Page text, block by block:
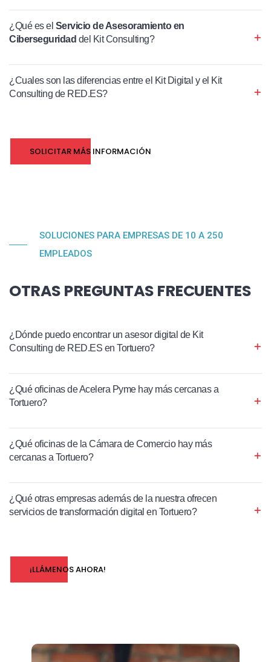
¿Qué es el Servicio de Asesoramiento en
Ciberseguridad del Kit Consulting?
¿Cuales son las diferencias entre el Kit Digital y el Kit
Consulting de RED.ES?
SOLICITAR MÁS INFORMACIÓN
SOLUCIONES PARA EMPRESAS DE 10 A 250
EMPLEADOS
OTRAS PREGUNTAS FRECUENTES
¿Dónde puedo encontrar un asesor digital de Kit
Consulting de RED.ES en Tortuero?
¿Qué oficinas de Acelera Pyme hay más cercanas a
Tortuero?
¿Qué oficinas de la Cámara de Comercio hay más
cercanas a Tortuero?
¿Qué otras empresas además de la nuestra ofrecen
servicios de transformación digital en Tortuero?
¡LLÁMENOS AHORA!